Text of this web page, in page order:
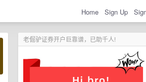
Home Sign Up
老倔驴证券开户巨靠谱，已助千人!